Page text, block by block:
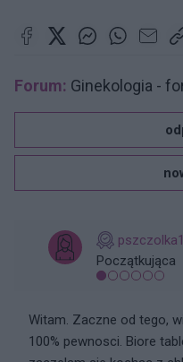
Forum: Ginekologia -
Początkująca
Witam. Zaczne od tego,
100% pewnosci. Biore